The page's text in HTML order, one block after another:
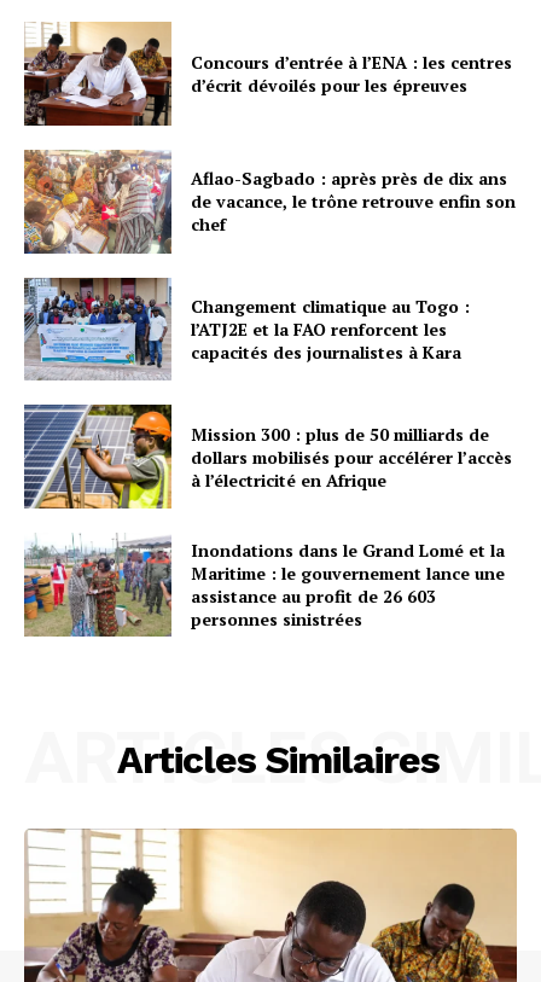
Concours d’entrée à l’ENA : les centres
d’écrit dévoilés pour les épreuves
Aflao-Sagbado : après près de dix ans
de vacance, le trône retrouve enfin son
chef
Changement climatique au Togo :
l’ATJ2E et la FAO renforcent les
capacités des journalistes à Kara
Mission 300 : plus de 50 milliards de
dollars mobilisés pour accélérer l’accès
à l’électricité en Afrique
Inondations dans le Grand Lomé et la
Maritime : le gouvernement lance une
assistance au profit de 26 603
personnes sinistrées
Articles Similaires
ARTICLES